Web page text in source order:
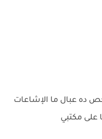
ده عبال ما الإشاعات
على مكتبي